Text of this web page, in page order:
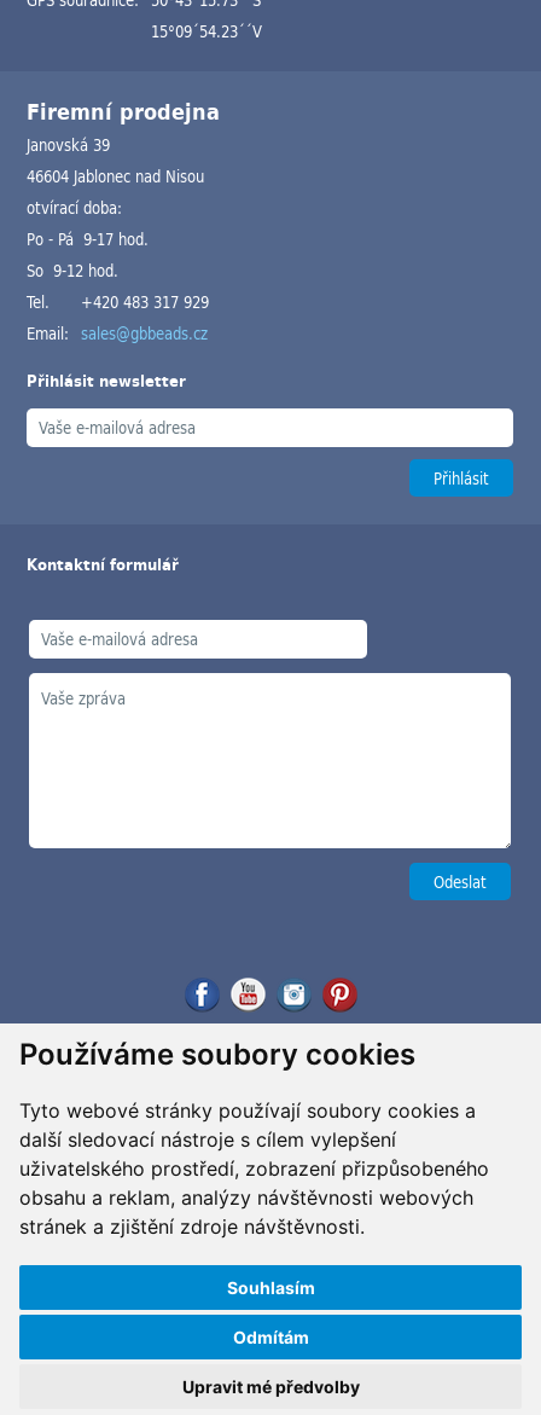
Používáme soubory cookies
Tyto webové stránky používají soubory cookies a
další sledovací nástroje s cílem vylepšení
uživatelského prostředí, zobrazení přizpůsobeného
obsahu a reklam, analýzy návštěvnosti webových
stránek a zjištění zdroje návštěvnosti.
Souhlasím
Odmítám
Upravit mé předvolby
15°09´54.23´´V
Firemní prodejna
Janovská 39
46604 Jablonec nad Nisou
otvírací doba:
Po - Pá 9-17 hod.
So 9-12 hod.
Tel.
+420 483 317 929
Email: sales@gbbeads.cz
Přihlásit newsletter
Kontaktní formulář
Copyright ©2026 G&B Beads, s.r.o., vyrobilSimopt, s.r.o.
Všechna práva vyhrazena / All rights reserved